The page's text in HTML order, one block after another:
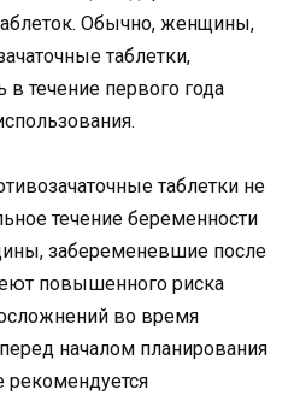
Обычно, женщины,
таблетки,
течение первого года
таблетки не
течение беременности
забеременевшие после
повышенного риска
во время
началом планирования